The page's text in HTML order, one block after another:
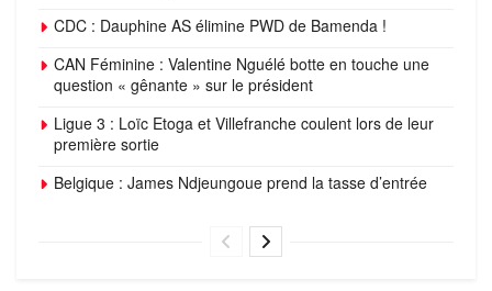
CDC : Dauphine AS élimine PWD de Bamenda !
CAN Féminine : Valentine Nguélé botte en touche une
question « gênante » sur le président
Ligue 3 : Loïc Etoga et Villefranche coulent lors de leur
première sortie
Belgique : James Ndjeungoue prend la tasse d’entrée